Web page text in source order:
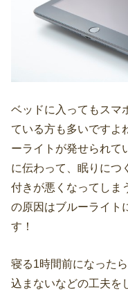
ベッドに入ってもスマ
ている方も多いですよ
ーライトが発せられて
に伝わって、眠りにつ
付きが悪くなってしま
の原因はブルーライト
す！
寝る1時間前になった
込まないなどの工夫を